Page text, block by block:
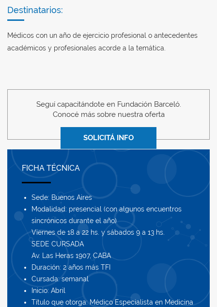
Destinatarios:
Médicos con un año de ejercicio profesional o antecedentes
académicos y profesionales acorde a la temática.
Seguí capacitándote en Fundación Barceló.
Conocé más sobre nuestra oferta
SOLICITÁ INFO
FICHA TÉCNICA
Sede: Buenos Aires
Modalidad: presencial (con algunos encuentros
sincrónicos durante el año)
Viernes de 18 a 22 hs. y sábados 9 a 13 hs.
SEDE CURSADA
Av. Las Heras 1907, CABA
Duración: 2 años más TFI
Cursada: semanal
Inicio: Abril
Título que otorga: Médico Especialista en Medicina